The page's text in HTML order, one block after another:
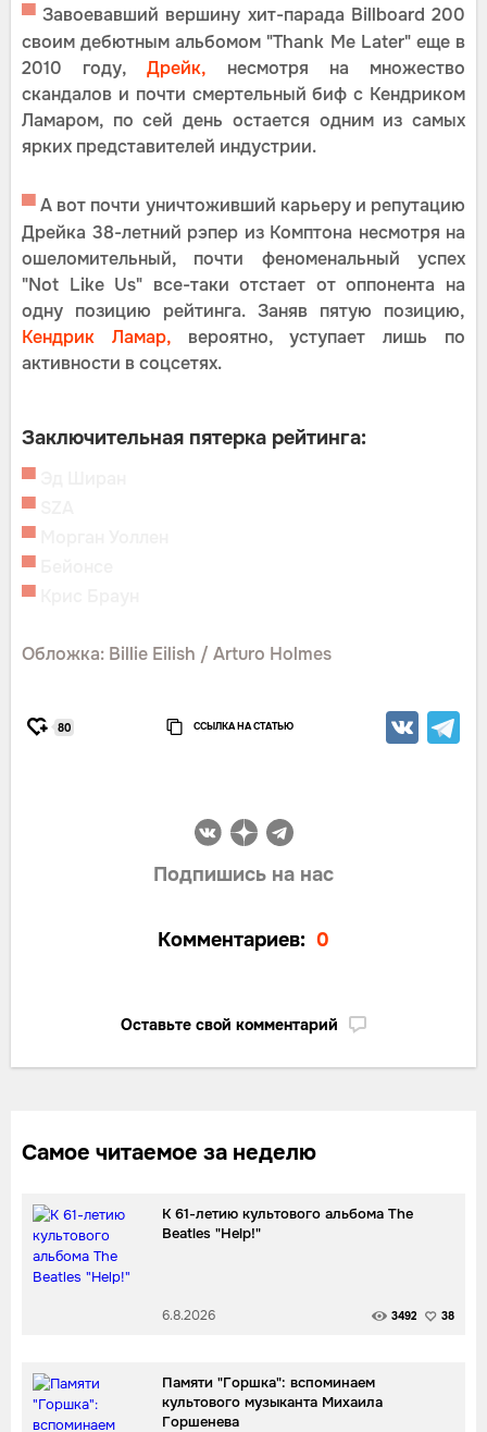
▀ Завоевавший вершину хит-парада Billboard 200
своим дебютным альбомом "Thank Me Later" еще в
2010 году,Дрейк, несмотря на множество
скандалов и почти смертельный биф с Кендриком
Ламаром, по сей день остается одним из самых
ярких представителей индустрии.
▀А вот почти уничтоживший карьеру и репутацию
Дрейка 38-летний рэпер из Комптона несмотря на
ошеломительный, почти феноменальный успех
"Not Like Us" все-таки отстает от оппонента на
одну позицию рейтинга. Заняв пятую позицию,
Кендрик Ламар,вероятно, уступает лишь по
активности в соцсетях.
Заключительная пятерка рейтинга:
▀
▀
▀
▀
▀
Обложка: Billie Eilish / Arturo Holmes
80 ССЫЛКА НА СТАТЬЮ
Подпишись на нас
Комментариев: 0
Оставьте свой комментарий
Самое читаемое за неделю
К 61-летию культового альбома The
Beatles "Help!"
6.8.2026 3492 38
Памяти "Горшка": вспоминаем
культового музыканта Михаила
Горшенева